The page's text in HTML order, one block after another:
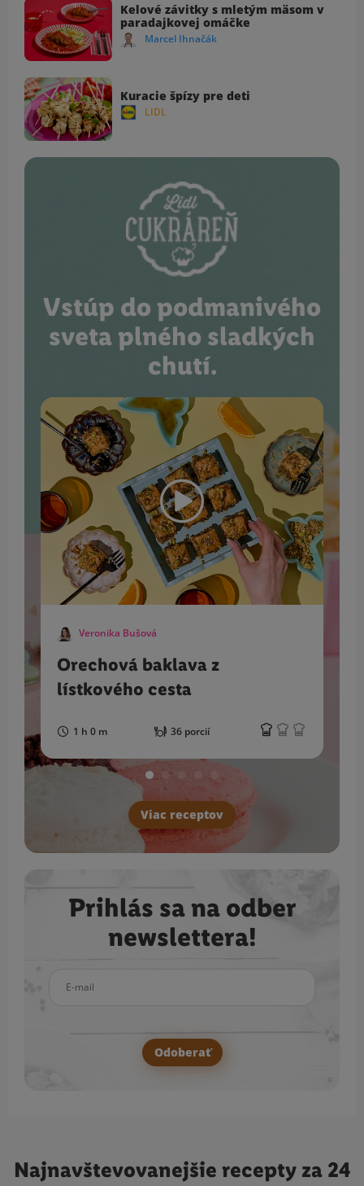
Kelové závitky s mletým mäsom v
paradajkovej omáčke
Marcel Ihnačák
Kuracie špízy pre deti
LIDL
Vstúp do podmanivého
sveta plného sladkých
chutí.
Veronika Bušová
Orechová baklava z
lístkového cesta
1 h 0 m 36 porcií
Viac receptov
Prihlás sa na odber
newslettera!
Odoberať
Najnavštevovanejšie recepty za 24